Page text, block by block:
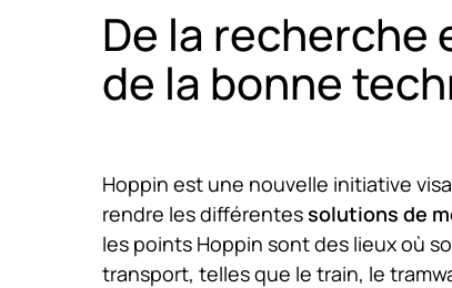
De la
de la bonne
Hoppin est une nouvelle initiative
rendre les différentessolutions de
les points Hoppin sont des lieux où
transport, telles que le train, le